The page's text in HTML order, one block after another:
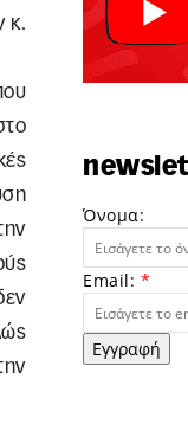
κ.
Όνομα:
Email: *
Εγγραφή